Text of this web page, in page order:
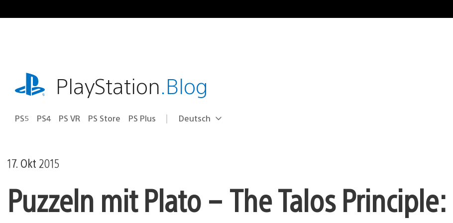
Inhalt
playstation.comPlayStation.Blog
PS5 PS4 PS VR PS Store PS Plus Select
Aktuelle
Deutsch
17. Okt 2015
Puzzeln mit Plato – The Talos